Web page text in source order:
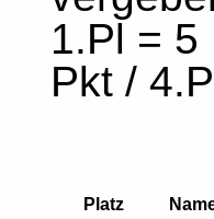
1.Pl = 5
Pkt /
Platz